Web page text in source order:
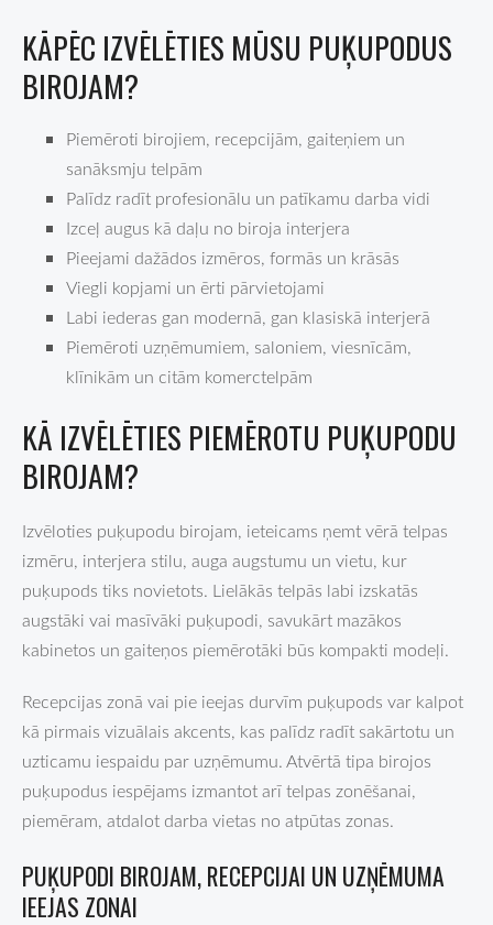
KĀPĒC IZVĒLĒTIES MŪSU PUĶUPODUS
BIROJAM?
Piemēroti birojiem, recepcijām, gaiteņiem un
sanāksmju telpām
Palīdz radīt profesionālu un patīkamu darba vidi
Izceļ augus kā daļu no biroja interjera
Pieejami dažādos izmēros, formās un krāsās
Viegli kopjami un ērti pārvietojami
Labi iederas gan modernā, gan klasiskā interjerā
Piemēroti uzņēmumiem, saloniem, viesnīcām,
klīnikām un citām komerctelpām
KĀ IZVĒLĒTIES PIEMĒROTU PUĶUPODU
BIROJAM?
Izvēloties puķupodu birojam, ieteicams ņemt vērā telpas
izmēru, interjera stilu, auga augstumu un vietu, kur
puķupods tiks novietots. Lielākās telpās labi izskatās
augstāki vai masīvāki puķupodi, savukārt mazākos
kabinetos un gaiteņos piemērotāki būs kompakti modeļi.
Recepcijas zonā vai pie ieejas durvīm puķupods var kalpot
kā pirmais vizuālais akcents, kas palīdz radīt sakārtotu un
uzticamu iespaidu par uzņēmumu. Atvērtā tipa birojos
puķupodus iespējams izmantot arī telpas zonēšanai,
piemēram, atdalot darba vietas no atpūtas zonas.
PUĶUPODI BIROJAM, RECEPCIJAI UN UZŅĒMUMA
IEEJAS ZONAI